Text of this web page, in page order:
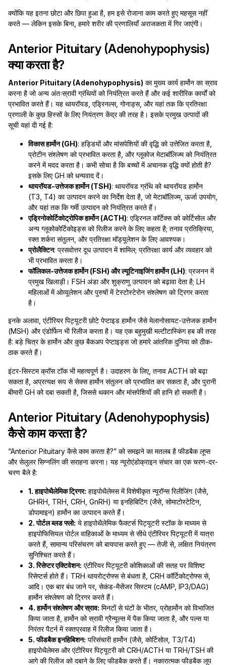
क्योंकि यह इतना छोटा और छिपा हुआ है, हम इसे रोजाना काम करते हुए महसूस नहीं
करते — लेकिन इसके बिना, हमारे शरीर की प्रणालियाँ अराजकता में गिर जाएंगी।
Anterior Pituitary (Adenohypophysis)
क्या करता है?
Anterior Pituitary (Adenohypophysis) का मुख्य कार्य हार्मोन का स्राव
करना है जो अन्य अंतःस्रावी ग्रंथियों को नियंत्रित करते हैं और कई शारीरिक कार्यों को
प्रभावित करते हैं। यह थायरॉयड, एड्रिनल्स, गोनाड्स, और यहां तक कि प्रतिरक्षा
प्रणाली के कुछ हिस्सों के लिए नियंत्रण केंद्र की तरह है। इसके प्रमुख उत्पादों की
सूची यहां दी गई है:
विकास हार्मोन (GH): हड्डियों और मांसपेशियों की वृद्धि को उत्तेजित करता है,
प्रोटीन संश्लेषण को प्रभावित करता है, और ग्लूकोज मेटाबॉलिज्म को नियंत्रित
करने में मदद करता है। कभी सोचा है कि बच्चों में अचानक वृद्धि क्यों होती है?
इसके लिए GH को धन्यवाद दें।
थायरॉयड-उत्तेजक हार्मोन (TSH): थायरॉयड ग्रंथि को थायरॉयड हार्मोन
(T3, T4) का उत्पादन करने का निर्देश देता है, जो मेटाबॉलिज्म, ऊर्जा उपयोग,
और यहां तक कि गर्मी उत्पादन को नियंत्रित करते हैं।
एड्रिनोकोर्टिकोट्रोपिक हार्मोन (ACTH): एड्रिनल कॉर्टेक्स को कोर्टिसोल और
अन्य ग्लूकोकोर्टिकोइड्स को रिलीज करने के लिए कहता है; तनाव प्रतिक्रिया,
रक्त शर्करा संतुलन, और प्रतिरक्षा मॉड्यूलेशन के लिए आवश्यक।
प्रोलैक्टिन: प्रसवोत्तर दूध उत्पादन में शामिल; प्रतिरक्षा कार्य और व्यवहार को
भी प्रभावित करता है।
फॉलिकल-उत्तेजक हार्मोन (FSH) और ल्यूटिनाइजिंग हार्मोन (LH): प्रजनन में
प्रमुख खिलाड़ी। FSH अंडा और शुक्राणु उत्पादन को बढ़ावा देता है; LH
महिलाओं में ओव्यूलेशन और पुरुषों में टेस्टोस्टेरोन संश्लेषण को ट्रिगर करता
है।
इनके अलावा, एंटीरियर पिट्यूटरी छोटे पेप्टाइड हार्मोन जैसे मेलानोसायट-उत्तेजक हार्मोन
(MSH) और एंडोर्फिन भी रिलीज करता है। यह एक बहुमुखी मल्टीटास्किंग हब की तरह
है: बड़े चित्र के हार्मोन और कुछ बैकअप पेप्टाइड्स जो हमारे आंतरिक दुनिया को ठीक-
ठाक करते हैं।
इंटर-सिस्टम क्रॉस टॉक भी महत्वपूर्ण है। उदाहरण के लिए, तनाव ACTH को बढ़ा
सकता है, अप्रत्यक्ष रूप से सेक्स हार्मोन संतुलन को प्रभावित कर सकता है, और पुरानी
बीमारी GH को दबा सकती है, जिससे थकान और मांसपेशियों की हानि हो सकती है।
Anterior Pituitary (Adenohypophysis)
कैसे काम करता है?
“Anterior Pituitary कैसे काम करता है?” को समझने का मतलब है फीडबैक लूप्स
और सेलुलर सिग्नलिंग की सराहना करना। यह न्यूरोएंडोक्राइन संचार का एक चरण-दर-
चरण बैले है:
1. हाइपोथैलेमिक ट्रिगर: हाइपोथैलेमस में विशेषीकृत न्यूरॉन्स रिलीजिंग (जैसे,
GHRH, TRH, CRH, GnRH) या इनहिबिटिंग (जैसे, सोमाटोस्टेटिन,
डोपामाइन) हार्मोन का उत्पादन करते हैं।
2. पोर्टल ब्लड फ्लो: ये हाइपोथैलेमिक फैक्टर्स पिट्यूटरी स्टॉक के माध्यम से
हाइपोफिसियल पोर्टल वाहिकाओं के माध्यम से सीधे एंटीरियर पिट्यूटरी में यात्रा
करते हैं, सामान्य परिसंचरण को बायपास करते हुए — तेजी से, लक्षित नियंत्रण
सुनिश्चित करते हैं।
3. रिसेप्टर एक्टिवेशन: एंटीरियर पिट्यूटरी कोशिकाओं की सतह पर विशिष्ट
रिसेप्टर्स होते हैं। TRH थायरोट्रोफ्स से बंधता है, CRH कॉर्टिकोट्रोफ्स से,
आदि। एक बार बंध जाने पर, सेकंड-मैसेंजर सिस्टम (cAMP, IP3/DAG)
हार्मोन संश्लेषण को ट्रिगर करते हैं।
4. हार्मोन संश्लेषण और स्राव: मिनटों से घंटों के भीतर, प्रोहार्मोन को विभाजित
किया जाता है, हार्मोन को स्रावी ग्रैन्यूल्स में पैक किया जाता है, और पल्स या
निरंतर पैटर्न में रक्तप्रवाह में रिलीज किया जाता है।
5. फीडबैक इनहिबिशन: परिसंचारी हार्मोन (जैसे, कोर्टिसोल, T3/T4)
हाइपोथैलेमस और एंटीरियर पिट्यूटरी को CRH/ACTH या TRH/TSH की
आगे की रिलीज को दबाने के लिए फीडबैक करते हैं। नकारात्मक फीडबैक लूप